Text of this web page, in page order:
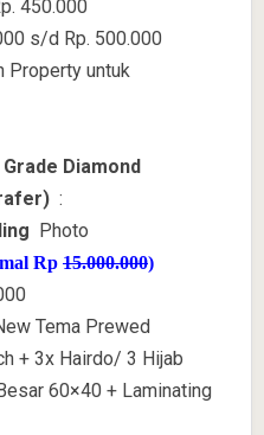
450.000
s/d Rp. 500.000
Property untuk
Diamond
:
Photo
Rp 15.000.000)
Tema Prewed
+ 3x Hairdo/ 3 Hijab
60×40 + Laminating